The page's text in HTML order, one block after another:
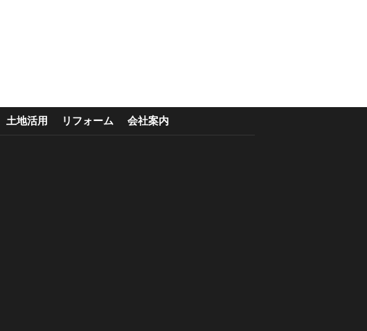
土地活用 リフォーム 会社案内